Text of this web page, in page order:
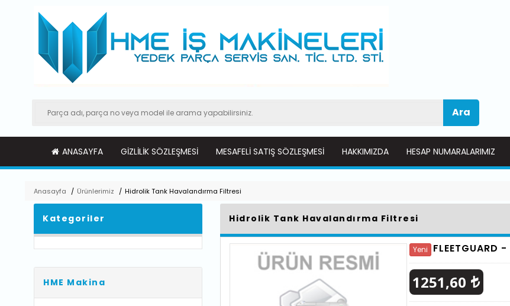
Ara
ANASAYFA GIZLILIK SÖZLEŞMESI MESAFELI SATIŞ SÖZLEŞMESI HAKKIMIZDA HESAP NUMARALARIMIZ
Anasayfa / Ürünlerimiz / Hidrolik Tank Havalandırma Filtresi
Kategoriler
HME Makina
Hidrolik Tank Havalandırma Filtresi
Yeni FLEETGUARD -
1251,60